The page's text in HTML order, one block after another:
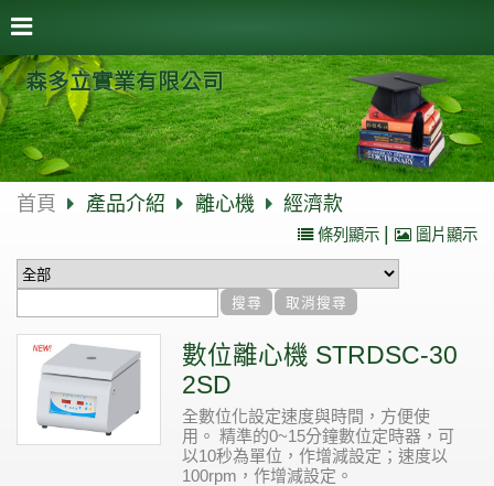
森多立實業有限公司
首頁 產品介紹 離心機 經濟款
條列顯示 圖片顯示
數位離心機 STRDSC-30
2SD
全數位化設定速度與時間，方便使
用。 精準的0~15分鐘數位定時器，可
以10秒為單位，作增減設定；速度以
100rpm，作增減設定。